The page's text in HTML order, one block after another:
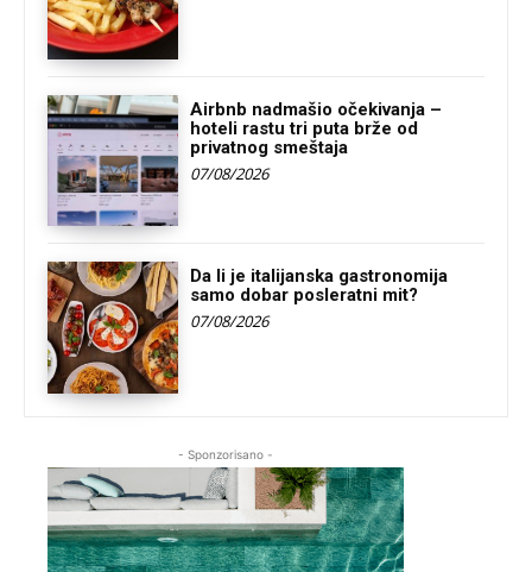
Airbnb nadmašio očekivanja –
hoteli rastu tri puta brže od
privatnog smeštaja
07/08/2026
Da li je italijanska gastronomija
samo dobar posleratni mit?
07/08/2026
- Sponzorisano -